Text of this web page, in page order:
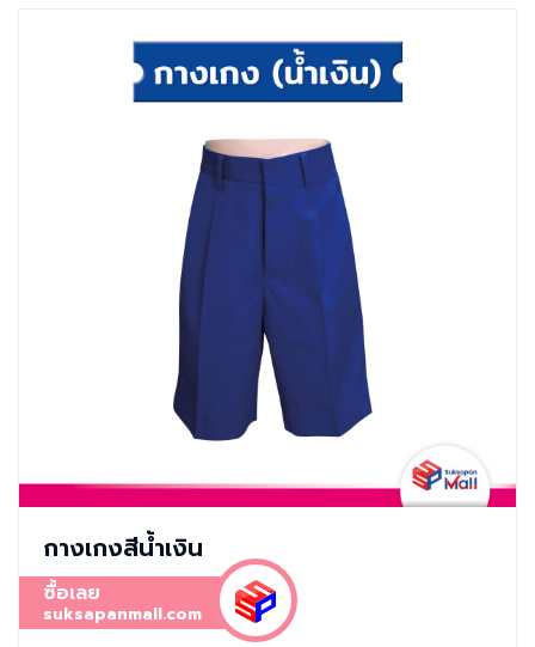
กางเกงสีน้ำเงิน
ซื้อเลย
suksapanmall.com